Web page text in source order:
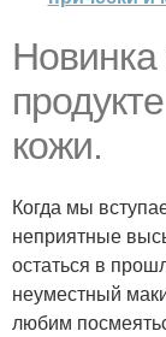
кожи.
Когда мы
неприятные
остаться в
неуместный
любим